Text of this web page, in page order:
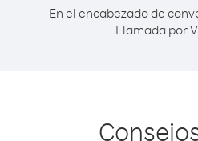
En el encabezado de
Llamada por